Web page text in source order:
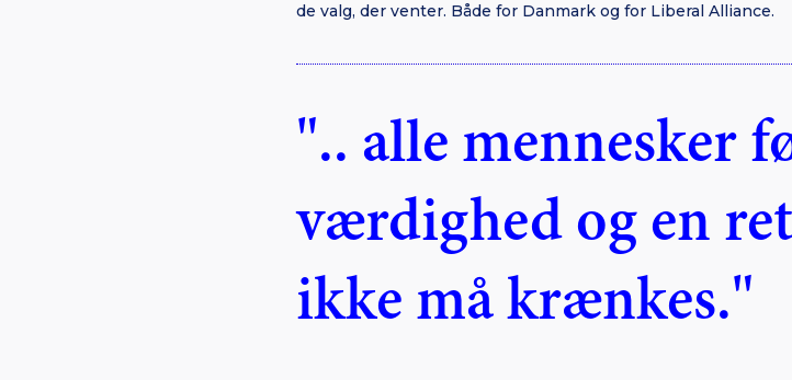
de valg, der venter. Både for Danmark og for Liberal Alliance.
".. alle mennesker
værdighed og en
ikke må krænkes."